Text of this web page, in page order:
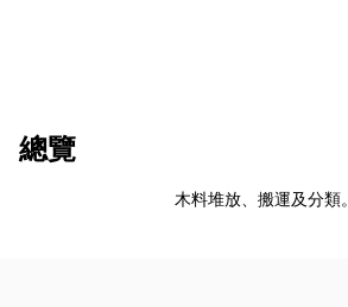
總覽
木料堆放、搬運及分類。